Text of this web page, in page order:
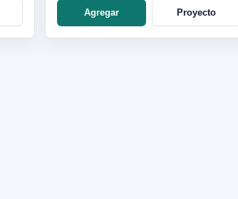
Agregar Proyecto